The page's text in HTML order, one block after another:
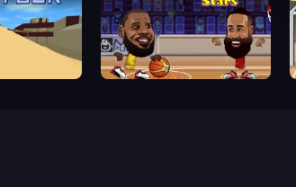
Basketball Stars